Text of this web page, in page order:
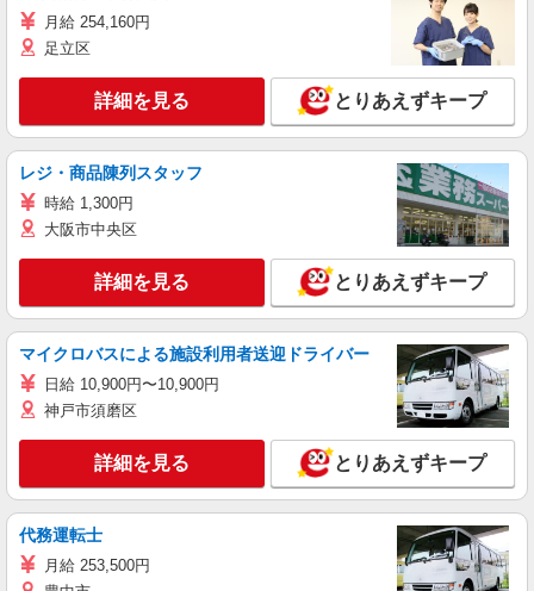
月給 254,160円
足立区
詳細を見る とりあえずキープ
レジ・商品陳列スタッフ
時給 1,300円
大阪市中央区
詳細を見る とりあえずキープ
マイクロバスによる施設利用者送迎ドライバー
日給 10,900円〜10,900円
神戸市須磨区
詳細を見る とりあえずキープ
代務運転士
月給 253,500円